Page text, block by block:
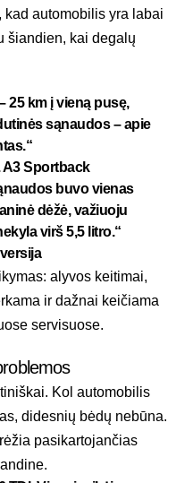
kad automobilis yra labai
šiandien, kai degalų
25 km į vieną pusę,
sąnaudos – apie
A3 Sportback
buvo vienas
dėžė, važiuoju
virš 5,5 litro.“
alyvos keitimai,
ir dažnai keičiama
servisuose.
Kol automobilis
didesnių bėdų nebūna.
pasikartojančias